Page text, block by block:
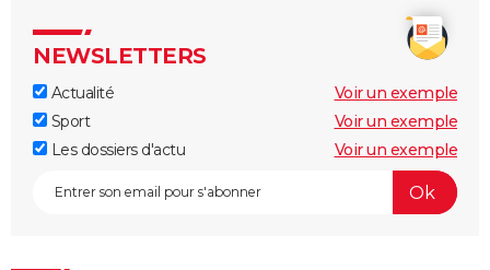
NEWSLETTERS
Actualité
Voir un exemple
Sport
Voir un exemple
Les dossiers d'actu
Voir un exemple